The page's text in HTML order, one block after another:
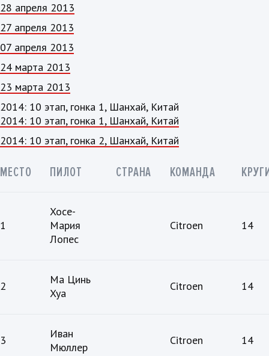
28 апреля 2013
27 апреля 2013
07 апреля 2013
24 марта 2013
23 марта 2013
2014: 10 этап, гонка 1, Шанхай, Китай
2014: 10 этап, гонка 1, Шанхай, Китай
2014: 10 этап, гонка 2, Шанхай, Китай
МЕСТО ПИЛОТ СТРАНА КОМАНДА
1
Хосе-
Мария
Лопес
Citroen 14
2
Ма Цинь
Хуа
Citroen 14
3
Иван
Мюллер
Citroen 14